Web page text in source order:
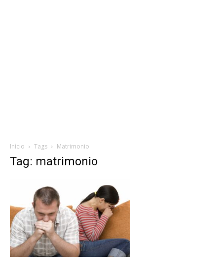
Início Tags Matrimonio
Tag: matrimonio